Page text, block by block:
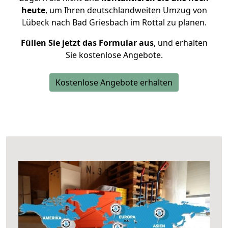
heute, um Ihren deutschlandweiten Umzug von
Lübeck nach Bad Griesbach im Rottal zu planen.
Füllen Sie jetzt das Formular aus, und erhalten
Sie kostenlose Angebote.
Kostenlose Angebote erhalten